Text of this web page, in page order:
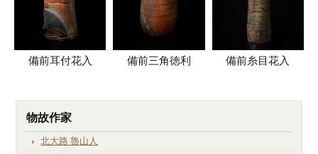
備前耳付花入 備前三角徳利 備前糸目花入
物故作家
北大路 魯山人